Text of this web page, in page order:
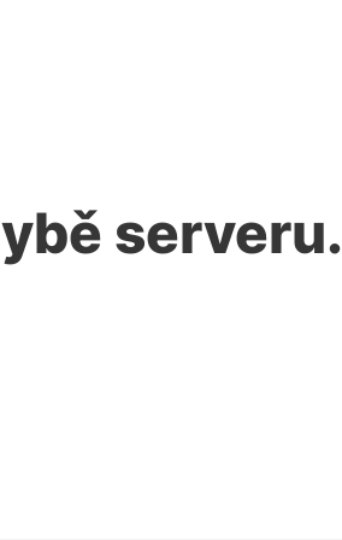
serveru.